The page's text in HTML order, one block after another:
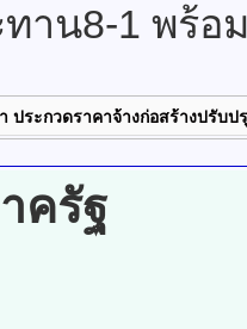
าน8-1 พร้อ
ประกวดราคาจ้างก่อสร้างปรับ
ครัฐ